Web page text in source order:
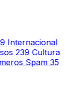
Internacional
239 Cultura
Spam 35